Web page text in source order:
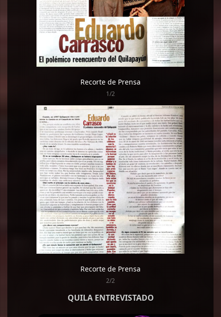
Recorte de Prensa
1/2
Recorte de Prensa
2/2
QUILA ENTREVISTADO